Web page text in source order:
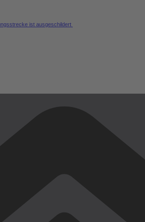
ist ausgeschildert